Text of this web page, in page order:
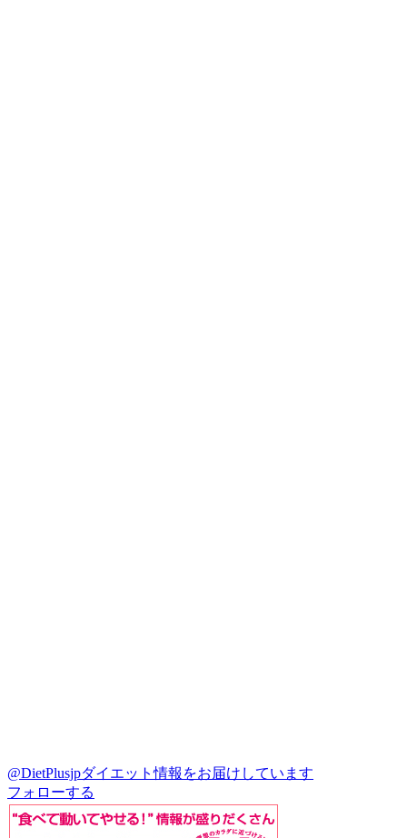
@DietPlusjpダイエット情報をお届けしています
フォローする